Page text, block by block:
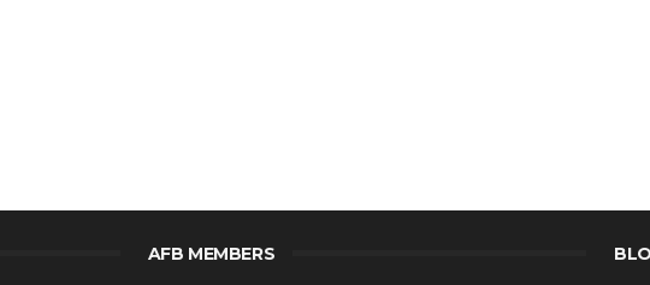
AFB MEMBERS